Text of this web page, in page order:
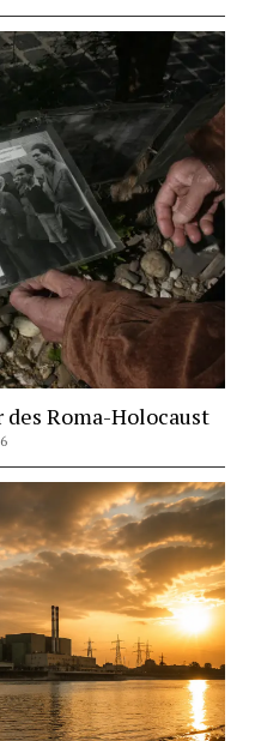
Roma-Holocaust